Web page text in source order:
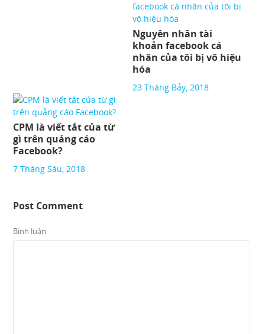
Nguyên nhân tài
khoản facebook cá
nhân của tôi bị vô hiệu
hóa
23 Tháng Bảy, 2018
CPM là viết tắt của từ
gì trên quảng cáo
Facebook?
7 Tháng Sáu, 2018
Post Comment
Bình luận